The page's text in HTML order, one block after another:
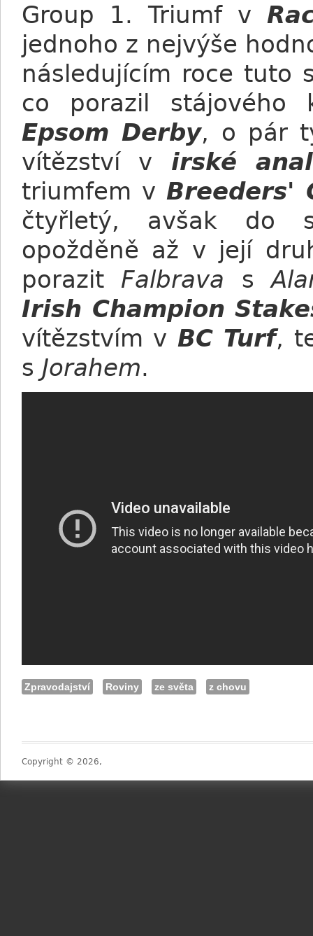
Group 1. Triumf v
jednoho z nejvýše
následujícím roce tuto
co porazil stájového
Epsom Derby, o pár
vítězství v irské
triumfem vBreeders'
čtyřletý, avšak do
opožděně až v její
porazit Falbrava s
Irish Champion
vítězstvím v BC Turf,
s Jorahem.
Zpravodajství Roviny ze světa z chovu
Copyright © 2026,